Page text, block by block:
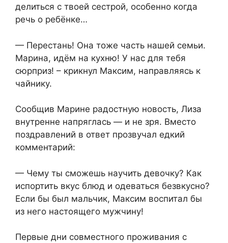
делиться с твоей сестрой, особенно когда
речь о ребёнке…
— Перестань! Она тоже часть нашей семьи.
Марина, идём на кухню! У нас для тебя
сюрприз! – крикнул Максим, направляясь к
чайнику.
Сообщив Марине радостную новость, Лиза
внутренне напряглась — и не зря. Вместо
поздравлений в ответ прозвучал едкий
комментарий:
— Чему ты сможешь научить девочку? Как
испортить вкус блюд и одеваться безвкусно?
Если бы был мальчик, Максим воспитал бы
из него настоящего мужчину!
Первые дни совместного проживания с